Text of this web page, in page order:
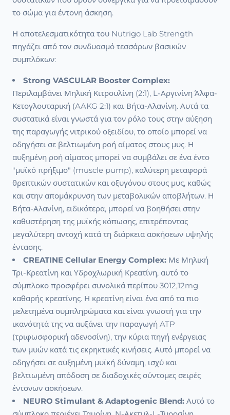
το σώμα για έντονη άσκηση.
Η αποτελεσματικότητα του Nutrigo Lab Strength
πηγάζει από τον συνδυασμό τεσσάρων βασικών
συμπλόκων:
Strong VASCULAR Booster Complex:
Περιλαμβάνει Μηλική Κιτρουλίνη (2:1), L-Αργινίνη Άλφα-
Κετογλουταρική (AAKG 2:1) και Βήτα-Αλανίνη. Αυτά τα
συστατικά είναι γνωστά για τον ρόλο τους στην αύξηση
της παραγωγής νιτρικού οξειδίου, το οποίο μπορεί να
οδηγήσει σε βελτιωμένη ροή αίματος στους μυς. Η
αυξημένη ροή αίματος μπορεί να συμβάλει σε ένα έντο
"μυϊκό πρήξιμο" (muscle pump), καλύτερη μεταφορά
θρεπτικών συστατικών και οξυγόνου στους μυς, καθώς
και στην απομάκρυνση των μεταβολικών αποβλήτων. Η
Βήτα-Αλανίνη, ειδικότερα, μπορεί να βοηθήσει στην
καθυστέρηση της μυϊκής κόπωσης, επιτρέποντας
μεγαλύτερη αντοχή κατά τη διάρκεια ασκήσεων υψηλής
έντασης.
CREATINE Cellular Energy Complex: Με Μηλική
Τρι-Κρεατίνη και Υδροχλωρική Κρεατίνη, αυτό το
σύμπλοκο προσφέρει συνολικά περίπου 3012,12mg
καθαρής κρεατίνης. Η κρεατίνη είναι ένα από τα πιο
μελετημένα συμπληρώματα και είναι γνωστή για την
ικανότητά της να αυξάνει την παραγωγή ATP
(τριφωσφορική αδενοσίνη), την κύρια πηγή ενέργειας
των μυών κατά τις εκρηκτικές κινήσεις. Αυτό μπορεί να
οδηγήσει σε αυξημένη μυϊκή δύναμη, ισχύ και
βελτιωμένη απόδοση σε διαδοχικές σύντομες σειρές
έντονων ασκήσεων.
NEURO Stimulant & Adaptogenic Blend: Αυτό το